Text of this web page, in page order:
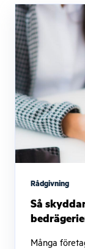
Rådgivning
Så
Många